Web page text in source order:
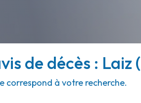
de décès : Laiz
correspond à votre recherche.